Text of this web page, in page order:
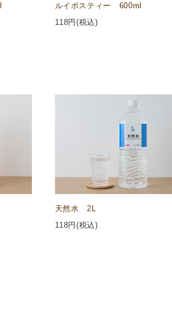
ルイボスティー 600ml
118円(税込)
天然水 2L
118円(税込)